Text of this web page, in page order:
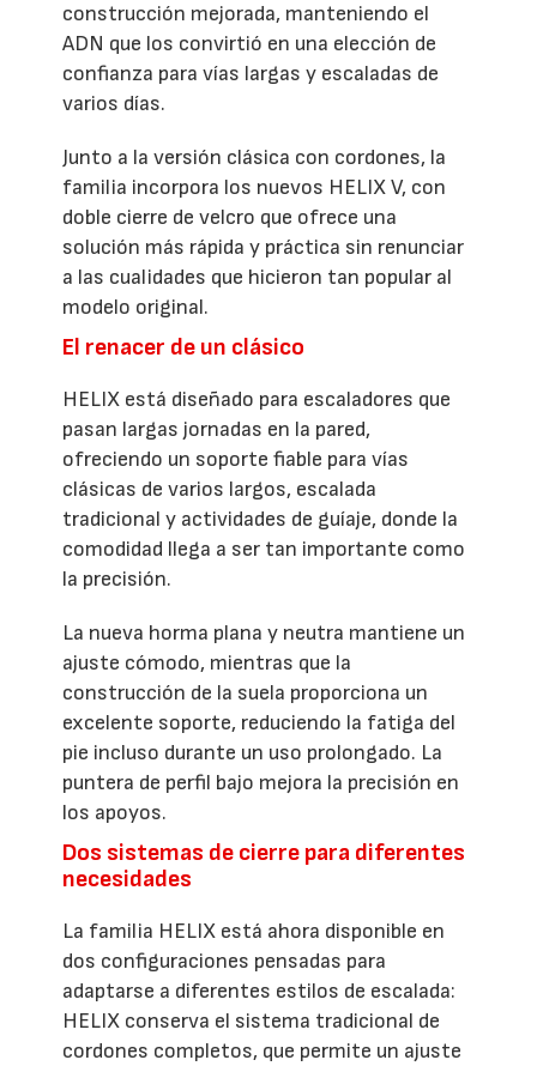
construcción mejorada, manteniendo el
ADN que los convirtió en una elección de
confianza para vías largas y escaladas de
varios días.
Junto a la versión clásica con cordones, la
familia incorpora los nuevos HELIX V, con
doble cierre de velcro que ofrece una
solución más rápida y práctica sin renunciar
a las cualidades que hicieron tan popular al
modelo original.
El renacer de un clásico
HELIX está diseñado para escaladores que
pasan largas jornadas en la pared,
ofreciendo un soporte fiable para vías
clásicas de varios largos, escalada
tradicional y actividades de guíaje, donde la
comodidad llega a ser tan importante como
la precisión.
La nueva horma plana y neutra mantiene un
ajuste cómodo, mientras que la
construcción de la suela proporciona un
excelente soporte, reduciendo la fatiga del
pie incluso durante un uso prolongado. La
puntera de perfil bajo mejora la precisión en
los apoyos.
Dos sistemas de cierre para diferentes
necesidades
La familia HELIX está ahora disponible en
dos configuraciones pensadas para
adaptarse a diferentes estilos de escalada:
HELIX conserva el sistema tradicional de
cordones completos, que permite un ajuste